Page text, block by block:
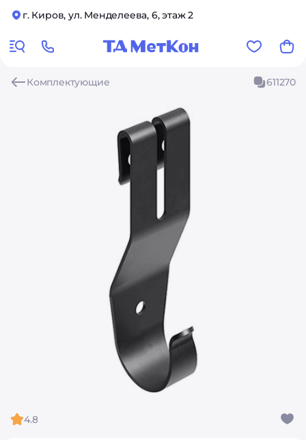
г. Киров, ул. Менделеева, 6, этаж 2
Комплектующие 611270
4.8